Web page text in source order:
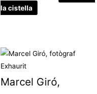
la cistella
Exhaurit
Marcel Giró,